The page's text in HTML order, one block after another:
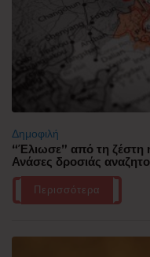
Δημοφιλή
“Έλιωσε” από τη ζέστη
Ανάσες δροσιάς
Περισσότερα